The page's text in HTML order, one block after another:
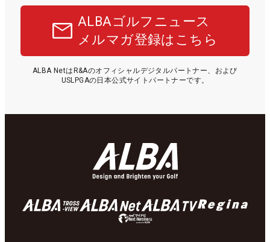
ALBAゴルフニュース
メルマガ登録はこちら
ALBA NetはR&Aのオフィシャルデジタルパートナー、および
USLPGAの日本公式サイトパートナーです。